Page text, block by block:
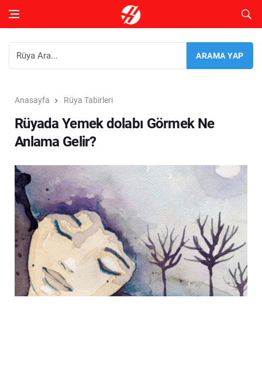
Anasayfa Rüya Tabirleri
Rüyada Yemek dolabı Görmek Ne
Anlama Gelir?